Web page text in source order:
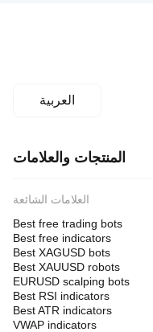
العربية
المنتجات والعلامات
العلامات الشائعة
Best free trading bots
Best free indicators
Best XAGUSD bots
Best XAUUSD robots
EURUSD scalping bots
Best RSI indicators
Best ATR indicators
VWAP indicators